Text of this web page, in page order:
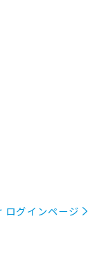
ログインページ